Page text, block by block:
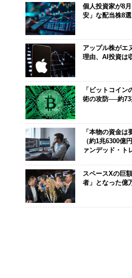
個人投資家が8
安」な配当株8選
アップル株がエ
理由、AI投資は
「ビットコイ
術の攻防──約
「本物の資金
（約1兆6300億
ァンデッド・ト
スペースXの巨
者」となった億